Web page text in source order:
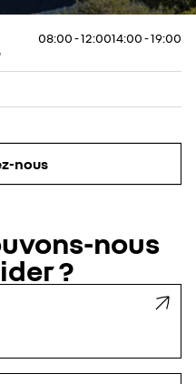
08:00 - 12:0014:00 - 19:00
nous
nous
?